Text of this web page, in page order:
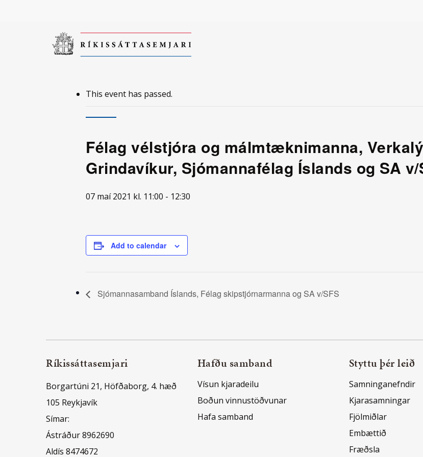
This event has passed.
Félag vélstjóra og málmtæknimanna,
Grindavíkur, Sjómannafélag Íslands og SA v/
07 maí 2021 kl. 11:00 - 12:30
Add to calendar
Sjómannasamband Íslands, Félag skipstjórnarmanna og SA v/SFS
Ríkissáttasemjari
Borgartúni 21, Höfðaborg, 4. hæð
105 Reykjavík
Símar:
Ástráður 8962690
Aldís 8474672
Hafðu samband
Vísun kjaradeilu
Boðun vinnustöðvunar
Hafa samband
Styttu þér leið
Samninganefndir
Kjarasamningar
Fjölmiðlar
Embættið
Fræðsla